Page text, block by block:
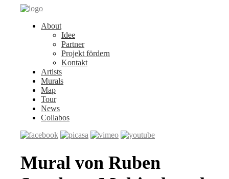
About
Idee
Partner
Projekt fördern
Kontakt
Artists
Murals
Map
Tour
News
Collabos
Mural von Ruben